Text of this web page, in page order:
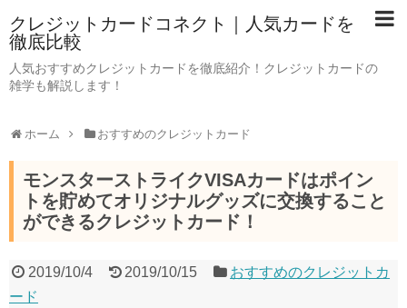
クレジットカードコネクト｜人気カードを
徹底比較
人気おすすめクレジットカードを徹底紹介！クレジットカードの
雑学も解説します！
ホーム おすすめのクレジットカード
モンスターストライクVISAカードはポイン
トを貯めてオリジナルグッズに交換すること
ができるクレジットカード！
2019/10/4 2019/10/15
おすすめのクレジットカ
ード